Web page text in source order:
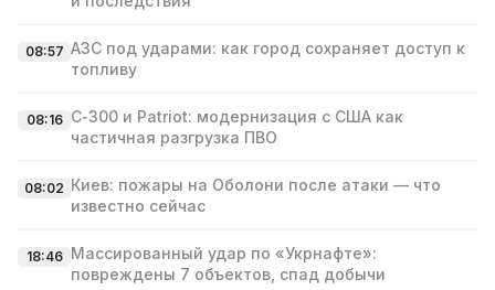
08:57 АЗС под ударами: как город сохраняет доступ к
топливу
08:16 С‑300 и Patriot: модернизация с США как
частичная разгрузка ПВО
08:02 Киев: пожары на Оболони после атаки — что
известно сейчас
18:46 Массированный удар по «Укрнафте»:
повреждены 7 объектов, спад добычи